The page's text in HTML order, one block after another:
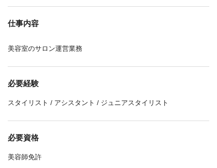
仕事内容
美容室のサロン運営業務
必要経験
スタイリスト / アシスタント / ジュニアスタイリスト
必要資格
美容師免許